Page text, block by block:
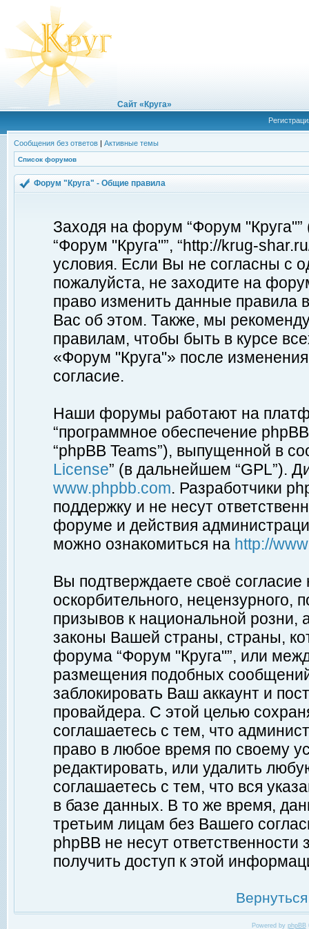
Сайт «Круга»
Сообщения без ответов | Активные темы
Список форумов
Форум "Круга" - Общие правила
Заходя на форум “Форум
“Форум "Круга"”, “http://krug-
условия. Если Вы не согласны с
пожалуйста, не заходите на
право изменить данные правила
Вас об этом. Также, мы
правилам, чтобы быть в курсе
«Форум "Круга"» после
согласие.
Наши форумы работают на
“программное обеспечение
“phpBB Teams”), выпущенной в
License” (в дальнейшем “GPL”).
www.phpbb.com. Разработчики
поддержку и не несут
форуме и действия
можно ознакомиться на http://
Вы подтверждаете своё
оскорбительного, нецензурного,
призывов к национальной
законы Вашей страны, страны,
форума “Форум "Круга"”, или
размещения подобных
заблокировать Ваш аккаунт и
провайдера. С этой целью
соглашаетесь с тем, что
право в любое время по своему
редактировать, или удалить
соглашаетесь с тем, что вся
в базе данных. В то же время,
третьим лицам без Вашего
phpBB не несут ответственности
получить доступ к этой
Powered by phpBB